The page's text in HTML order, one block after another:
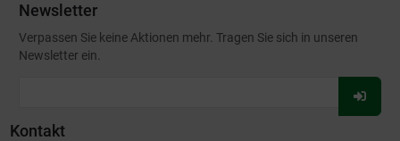
Newsletter
Verpassen Sie keine Aktionen mehr. Tragen Sie sich in unseren
Newsletter ein.
Für
Kontakt